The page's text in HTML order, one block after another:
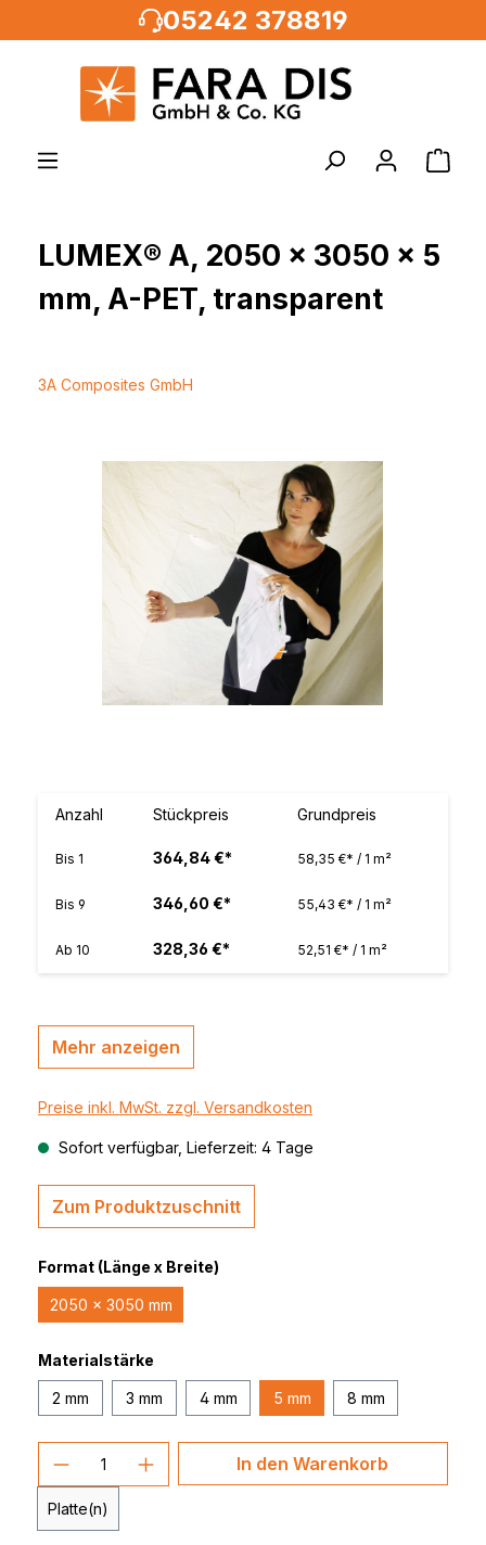
05242 378819
LUMEX® A, 2050 x 3050 x 5
mm, A-PET, transparent
3A Composites GmbH
Bildergalerie überspringen
Anzahl Stückpreis Grundpreis
Bis 1 364,84 €* 58,35 €* / 1 m²
Bis 9 346,60 €* 55,43 €* / 1 m²
Ab 10 328,36 €* 52,51 €* / 1 m²
Mehr anzeigen
Preise inkl. MwSt. zzgl. Versandkosten
Sofort verfügbar, Lieferzeit: 4 Tage
Zum Produktzuschnitt
Format (Länge x Breite)
2050 x 3050 mm
Materialstärke
2 mm 3 mm 4 mm 5 mm 8 mm
Produkt Anzahl: Gib den
Platte(n)
In den Warenkorb